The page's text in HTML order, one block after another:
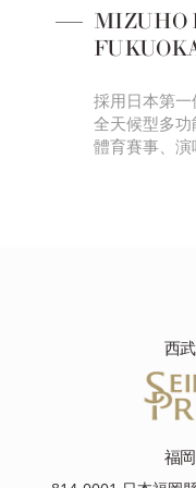
MIZUHO
採用日本第
全天候型多功能巨蛋設
體育賽事、
西
福